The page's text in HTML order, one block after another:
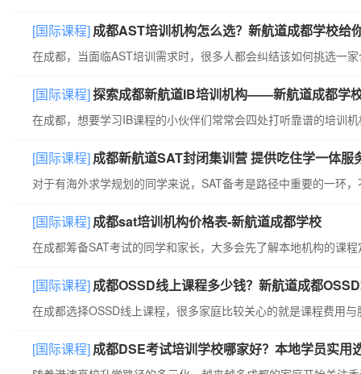
[国际课程]成都AST培训机构怎么选？新航道成都学校给
[国际课程]探索成都新航道IB培训机构——新航道成都学
[国际课程]成都新航道SAT封闭集训营 提供吃住学一体服
[国际课程]成都sat培训机构价格表-新航道成都学校
[国际课程]成都OSSD线上课程多少钱？新航道成都
[国际课程]成都DSE考试培训学校哪家好？本地学员实用